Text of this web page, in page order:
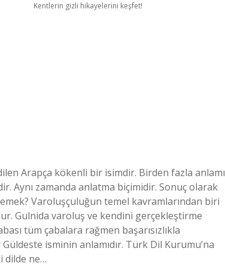
Kentlerin gizli hikayelerini keşfet!
Arapça kökenli bir isimdir. Birden fazla anlamı
Aynı zamanda anlatma biçimidir. Sonuç olarak
Varoluşçuluğun temel kavramlarından biri
Gulnida varoluş ve kendini gerçekleştirme
tüm çabalara rağmen başarısızlıkla
isminin anlamıdır. Türk Dil Kurumu’na
dilde ne…